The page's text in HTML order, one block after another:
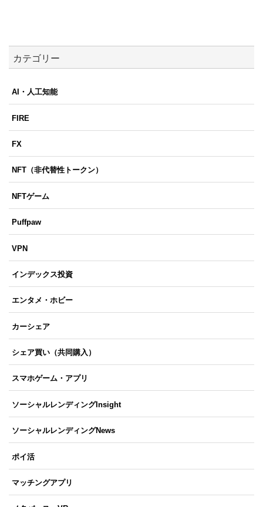
カテゴリー
AI・人工知能
FIRE
FX
NFT（非代替性トークン）
NFTゲーム
Puffpaw
VPN
インデックス投資
エンタメ・ホビー
カーシェア
シェア買い（共同購入）
スマホゲーム・アプリ
ソーシャルレンディングInsight
ソーシャルレンディングNews
ポイ活
マッチングアプリ